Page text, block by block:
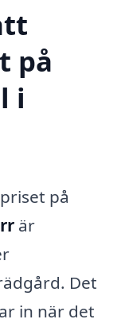
på
i
på
är
Det
in när det